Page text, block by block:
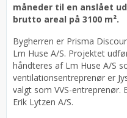
måneder til en anslået
brutto areal på 3100 m².
Bygherren er Prisma
Lm Huse A/S. Projektet
håndteres af Lm Huse A/S
ventilationsentreprenør er
valgt som VVS-entreprenør.
Erik Lytzen A/S.